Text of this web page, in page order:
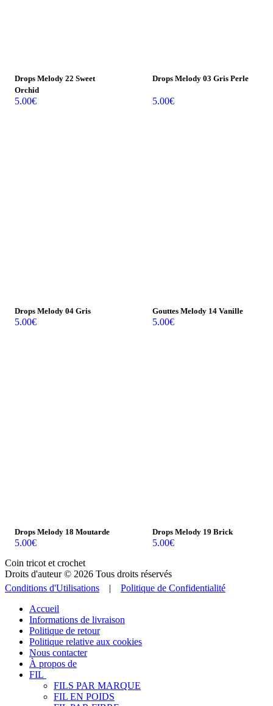
Drops Melody 22 Sweet
Orchid
5.00€
Drops Melody 03 Gris Perle
5.00€
Drops Melody 04 Gris
5.00€
Gouttes Melody 14 Vanille
5.00€
Drops Melody 18 Moutarde
5.00€
Drops Melody 19 Brick
5.00€
Coin tricot et crochet
Droits d'auteur © 2026 Tous droits réservés
Conditions d'Utilisations | Politique de Confidentialité
Accueil
Informations de livraison
Politique de retour
Politique relative aux cookies
Nous contacter
À propos de
FIL
FILS PAR MARQUE
FIL EN POIDS